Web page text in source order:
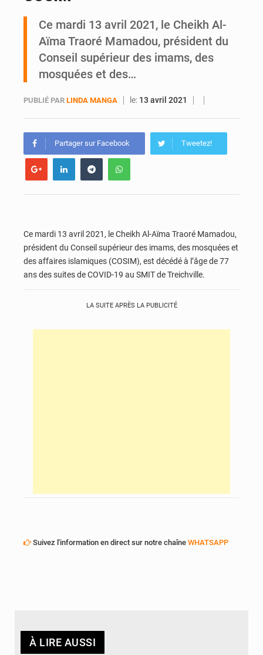
Yopougon : la DGI recommande le paiement en ligne des impôts pendant les perturbations liées au défilé du 7 août
Ce mardi 13 avril 2021, le Cheikh Al-
Aïma Traoré Mamadou, président du
Conseil supérieur des imams, des
mosquées et des…
PUBLIÉ PAR LINDA MANGA le: 13 avril 2021
Partager sur Facebook Tweetez!
Ce mardi 13 avril 2021, le Cheikh Al-Aïma Traoré Mamadou,
président du Conseil supérieur des imams, des mosquées et
des affaires islamiques (COSIM), est décédé à l’âge de 77
ans des suites de COVID-19 au SMIT de Treichville.
LA SUITE APRÈS LA PUBLICITÉ
Suivez l'information en direct sur notre chaîne WHATSAPP
À LIRE AUSSI